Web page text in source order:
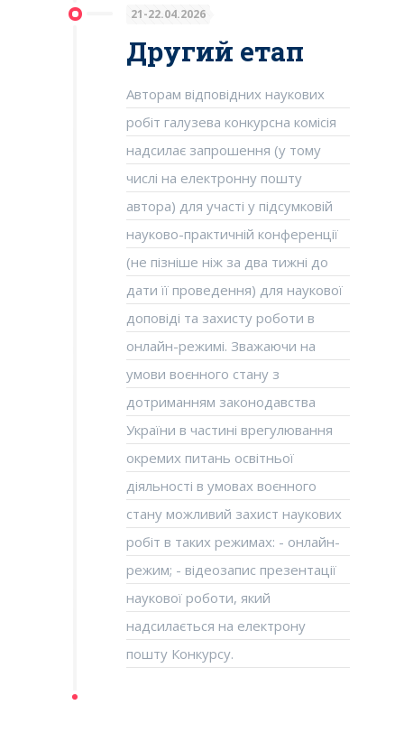
21-22.04.2026
Другий етап
Авторам відповідних наукових
робіт галузева конкурсна комісія
надсилає запрошення (у тому
числі на електронну пошту
автора) для участі у підсумковій
науково-практичній конференції
(не пізніше ніж за два тижні до
дати її проведення) для наукової
доповіді та захисту роботи в
онлайн-режимі. Зважаючи на
умови воєнного стану з
дотриманням законодавства
України в частині врегулювання
окремих питань освітньої
діяльності в умовах воєнного
стану можливий захист наукових
робіт в таких режимах: - онлайн-
режим; - відеозапис презентації
наукової роботи, який
надсилається на електрону
пошту Конкурсу.